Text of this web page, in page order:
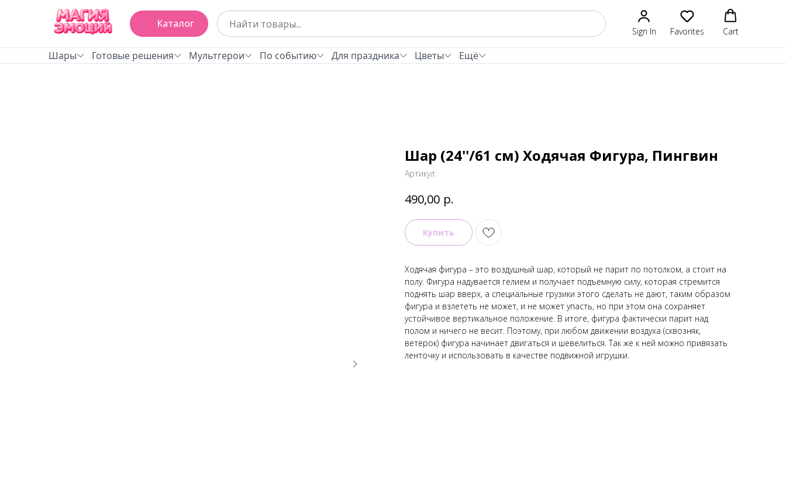
Каталог
Sign In Favorites Cart
Шары Готовые решения Мультгерои По событию Для праздника Цветы Ещё
Шар (24''/61 см) Ходячая Фигура, Пингвин
Артикул:
490,00 р.
Купить
Ходячая фигура – это воздушный шар, который не парит по потолком, а стоит на
полу. Фигура надувается гелием и получает подъемную силу, которая стремится
поднять шар вверх, а специальные грузики этого сделать не дают, таким образом
фигура и взлететь не может, и не может упасть, но при этом она сохраняет
устойчивое вертикальное положение. В итоге, фигура фактически парит над
полом и ничего не весит. Поэтому, при любом движении воздуха (сквозняк,
ветерок) фигура начинает двигаться и шевелиться. Так же к ней можно привязать
ленточку и использовать в качестве подвижной игрушки.